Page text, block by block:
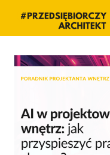
treści